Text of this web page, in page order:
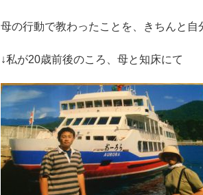
母の行動で教わったことを、きちんと自
↓私が20歳前後のころ、母と知床にて